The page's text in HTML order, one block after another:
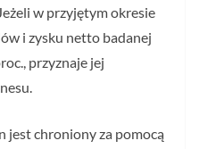
w przyjętym okresie
i zysku netto badanej
przyznaje jej
jest chroniony za pomocą